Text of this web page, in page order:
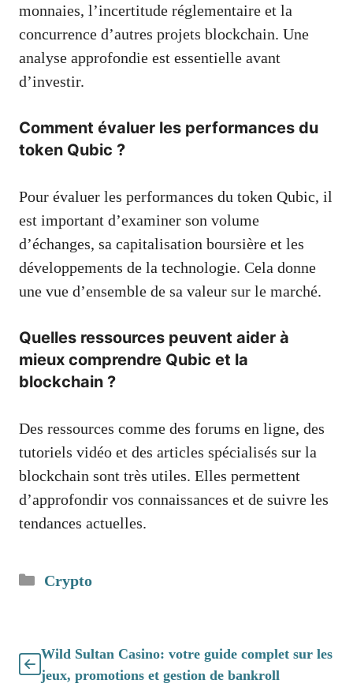
monnaies, l’incertitude réglementaire et la
concurrence d’autres projets blockchain. Une
analyse approfondie est essentielle avant
d’investir.
Comment évaluer les performances du
token Qubic ?
Pour évaluer les performances du token Qubic, il
est important d’examiner son volume
d’échanges, sa capitalisation boursière et les
développements de la technologie. Cela donne
une vue d’ensemble de sa valeur sur le marché.
Quelles ressources peuvent aider à
mieux comprendre Qubic et la
blockchain ?
Des ressources comme des forums en ligne, des
tutoriels vidéo et des articles spécialisés sur la
blockchain sont très utiles. Elles permettent
d’approfondir vos connaissances et de suivre les
tendances actuelles.
Catégories
Crypto
Wild Sultan Casino: votre guide complet sur les
jeux, promotions et gestion de bankroll